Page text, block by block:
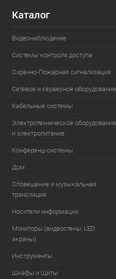
Каталог
Видеонаблюдение
Системы контроля доступа
Охранно-Пожарная сигнализация
Сетевое и серверное оборудование
Кабельные системы
Электротехническое оборудование
и электропитание
Конференц-системы
Дом
Оповещение и музыкальная
трансляция
Носители информации
Мониторы (видеостены, LED
экраны)
Инструменты
Шкафы и Щиты